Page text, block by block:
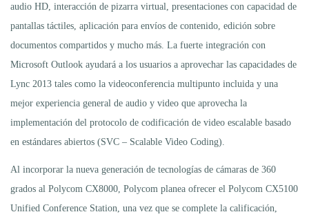
audio HD, interacción de pizarra virtual, presentaciones con capacidad de
pantallas táctiles, aplicación para envíos de contenido, edición sobre
documentos compartidos y mucho más. La fuerte integración con
Microsoft Outlook ayudará a los usuarios a aprovechar las capacidades de
Lync 2013 tales como la videoconferencia multipunto incluida y una
mejor experiencia general de audio y video que aprovecha la
implementación del protocolo de codificación de video escalable basado
en estándares abiertos (SVC – Scalable Video Coding).
Al incorporar la nueva generación de tecnologías de cámaras de 360
grados al Polycom CX8000, Polycom planea ofrecer el Polycom CX5100
Unified Conference Station, una vez que se complete la calificación,